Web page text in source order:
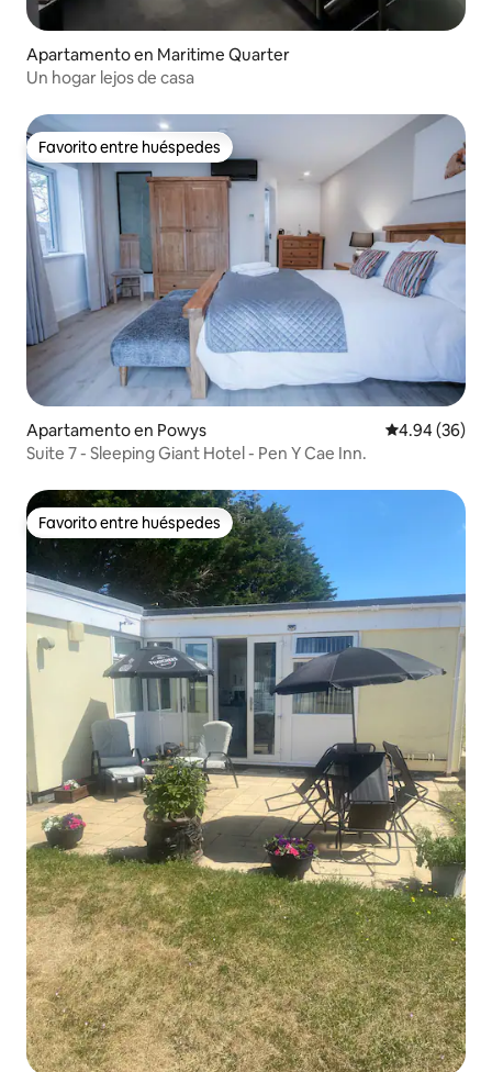
Apartamento en Maritime Quarter
Un hogar lejos de casa
Favorito entre huéspedes
Favorito entre huéspedes
Apartamento en Powys Calificación
4.94 (36)
Suite 7 - Sleeping Giant Hotel - Pen Y Cae Inn.
Favorito entre huéspedes
Favorito entre huéspedes